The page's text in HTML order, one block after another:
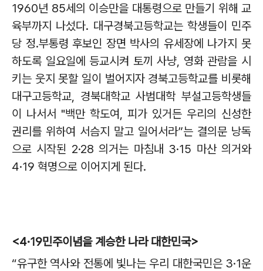
1960년 85세의 이승만을 대통령으로 만들기 위해 교
육부까지 나섰다. 대구경북고등학교는 학생들이 민주
당 정.부통령 후보인 장면 박사의 유세장에 나가지 못
하도록 일요일에 등교시켜 토끼 사냥, 영화 관람을 시
키는 웃지 못할 일이 벌어지자 경북고등학교를 비롯해
대구고등학교, 경북대학교 사범대학 부설고등학생들
이 나서서 "백만 학도여, 피가 있거든 우리의 신성한
권리를 위하여 서슴지 말고 일어서라”는 결의문 낭독
으로 시작된 2·28의거는 마침내 3·15 마산 의거와
4·19 혁명으로 이어지게 된다.
<4·19민주이념을 계승한 나라 대한민국>
“유구한 역사와 전통에 빛나는 우리 대한국민은 3·1운